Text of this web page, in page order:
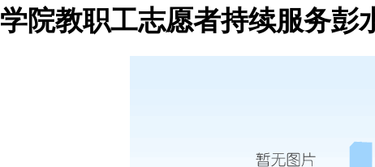
学院教职工志愿者持续服务彭